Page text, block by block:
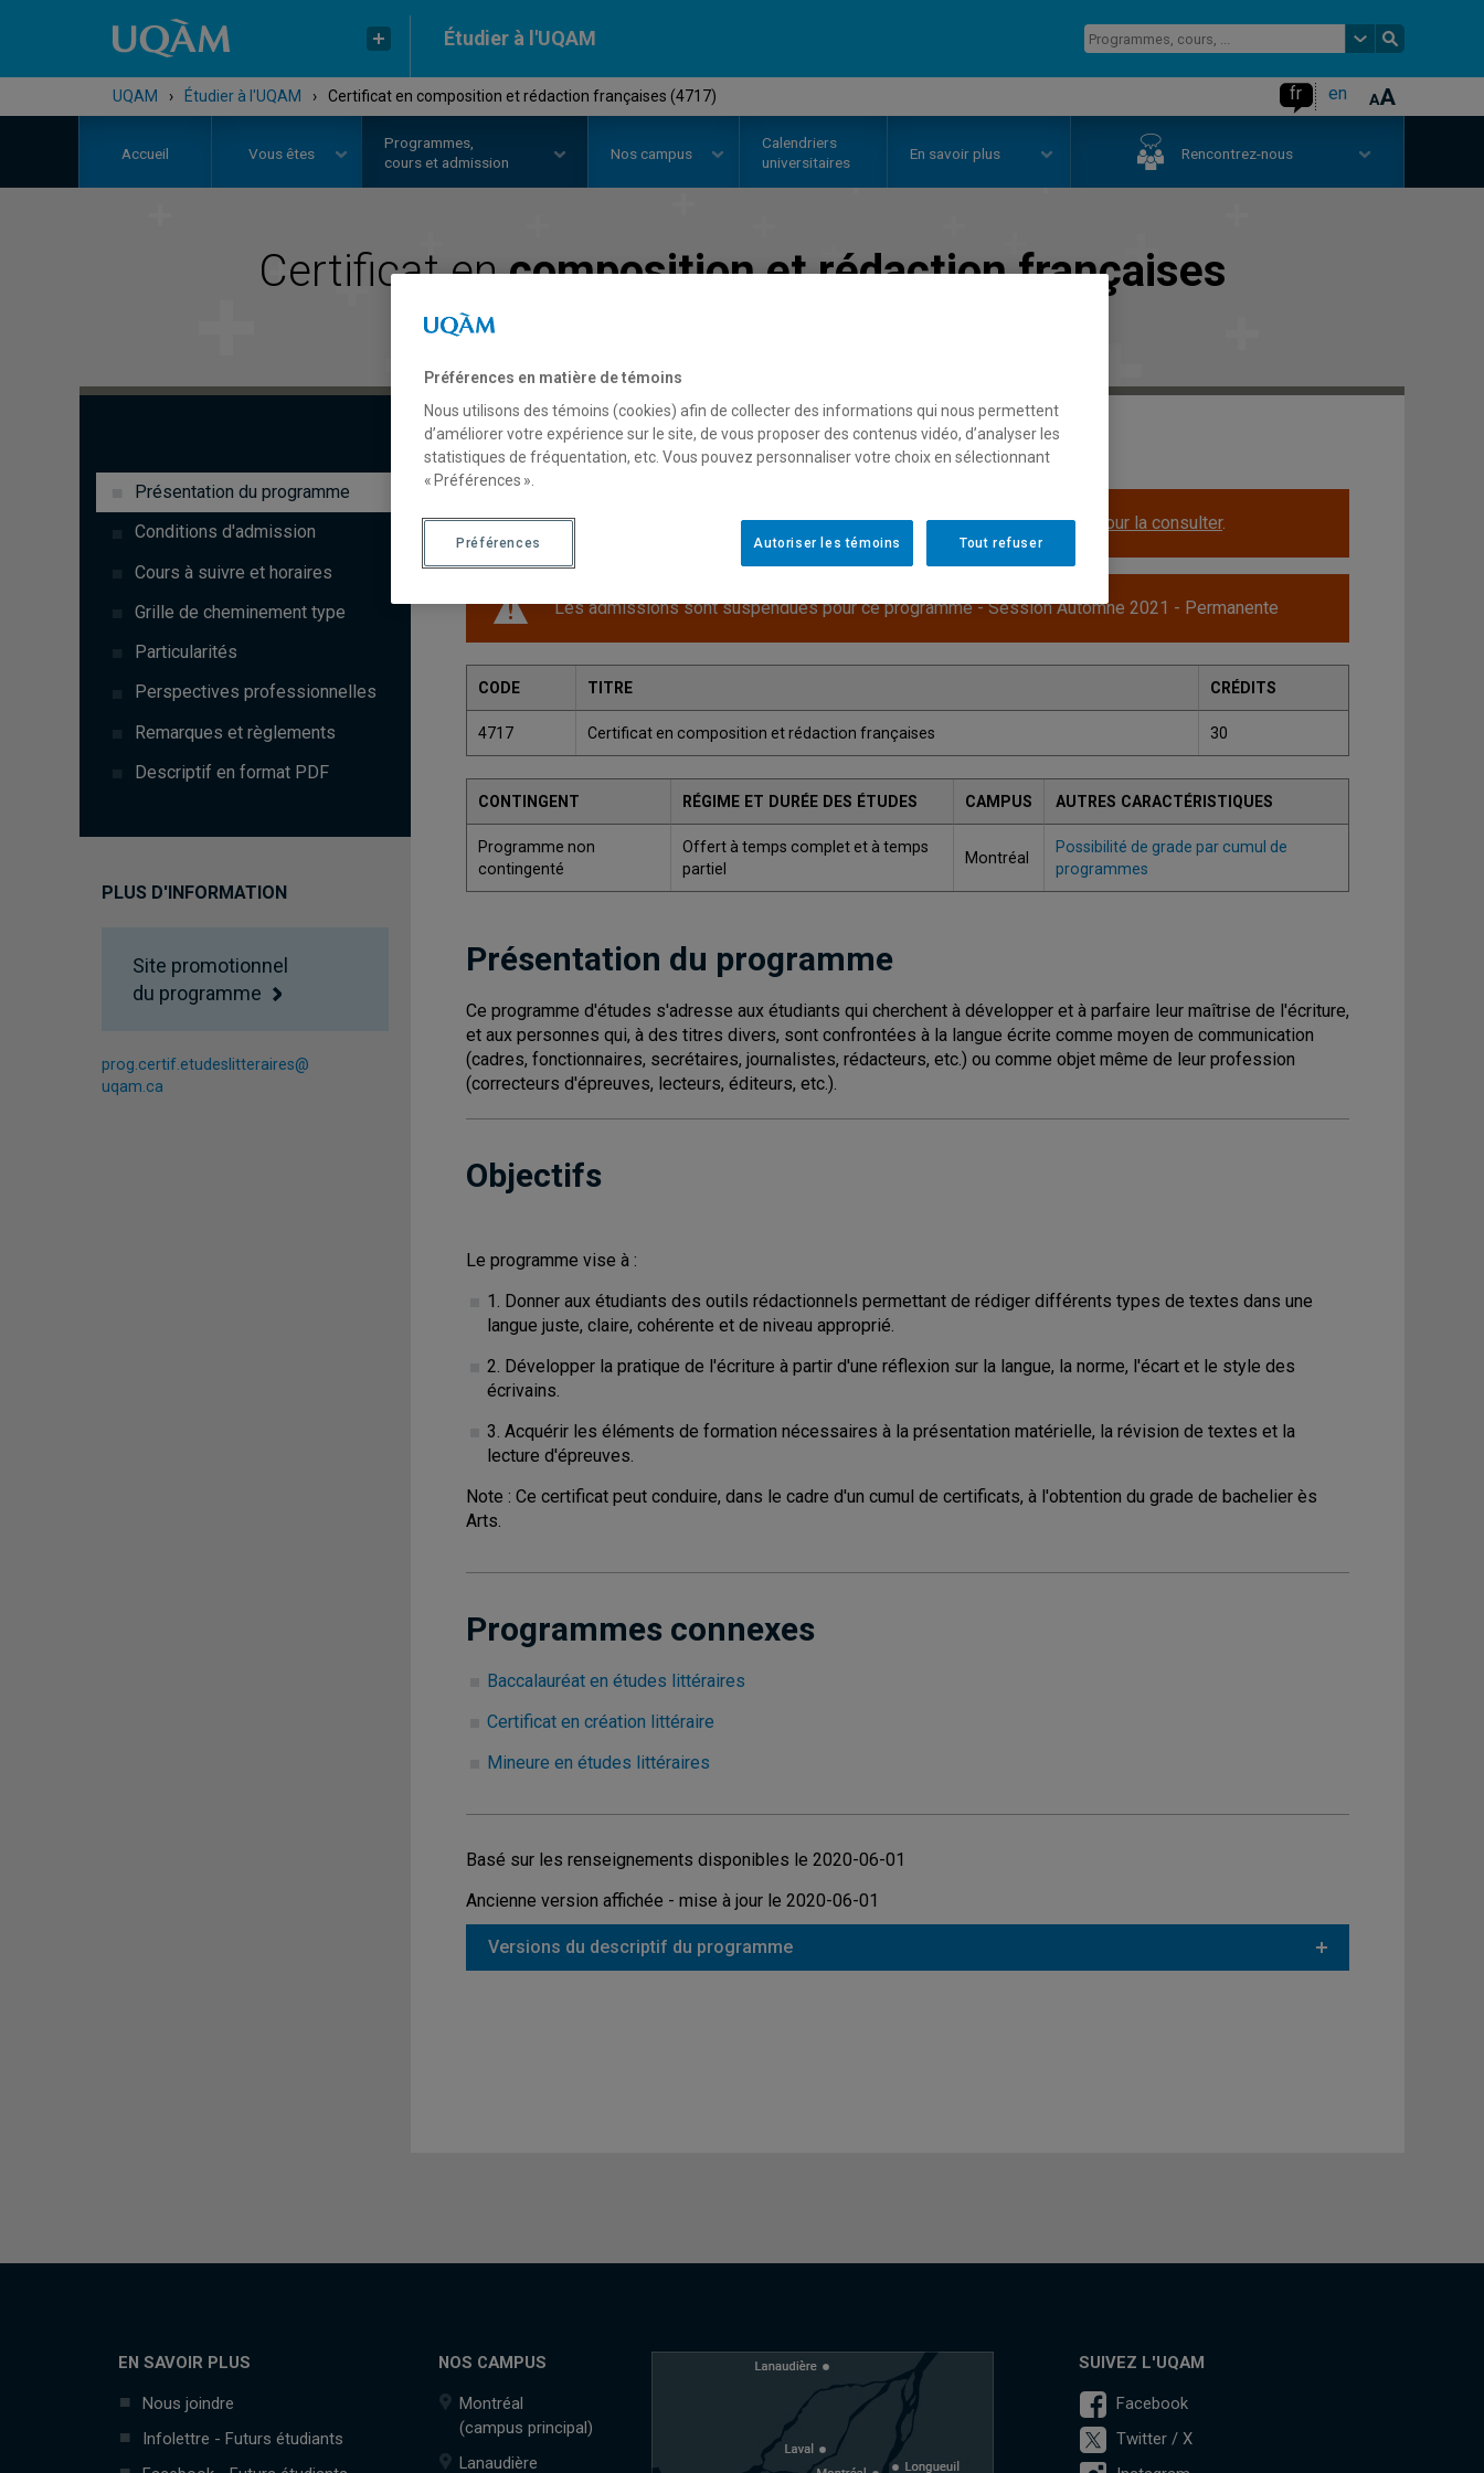
Étudier à l'UQAM
UQAM › Étudier à l'UQAM › Certificat en composition et rédaction françaises (4717) fr en
Accueil Vous êtes
Programmes,
cours et admission
Nos campus
Calendriers
universitaires
En savoir plus Rencontrez-nous
Certificat encomposition et rédaction françaises
Présentation du programme
Conditions d'admission
Cours à suivre et horaires
Grille de cheminement type
Particularités
Perspectives professionnelles
Remarques et règlements
Descriptif en format PDF
PLUS D'INFORMATION
Site promotionnel
du programme
prog.certif.etudeslitteraires@
uqam.ca
Une version plus récente de ce programme est disponible.Cliquez ici pour la consulter.
Les admissions sont suspendues pour ce programme - Session Automne 2021 - Permanente
CODE TITRE CRÉDITS
4717 Certificat en composition et rédaction françaises 30
CONTINGENT RÉGIME ET DURÉE DES ÉTUDES CAMPUS AUTRES CARACTÉRISTIQUES
Programme non
contingenté
Offert à temps complet et à temps
partiel
Montréal
Possibilité de grade par cumul de
programmes
Présentation du programme
Ce programme d'études s'adresse aux étudiants qui cherchent à développer et à parfaire leur maîtrise de l'écriture,
et aux personnes qui, à des titres divers, sont confrontées à la langue écrite comme moyen de communication
(cadres, fonctionnaires, secrétaires, journalistes, rédacteurs, etc.) ou comme objet même de leur profession
(correcteurs d'épreuves, lecteurs, éditeurs, etc.).
Objectifs
Le programme vise à :
1. Donner aux étudiants des outils rédactionnels permettant de rédiger différents types de textes dans une
langue juste, claire, cohérente et de niveau approprié.
2. Développer la pratique de l'écriture à partir d'une réflexion sur la langue, la norme, l'écart et le style des
écrivains.
3. Acquérir les éléments de formation nécessaires à la présentation matérielle, la révision de textes et la
lecture d'épreuves.
Note : Ce certificat peut conduire, dans le cadre d'un cumul de certificats, à l'obtention du grade de bachelier ès
Arts.
Programmes connexes
Baccalauréat en études littéraires
Certificat en création littéraire
Mineure en études littéraires
Basé sur les renseignements disponibles le 2020-06-01
Ancienne version affichée - mise à jour le 2020-06-01
Versions du descriptif du programme
EN SAVOIR PLUS
Nous joindre
Infolettre - Futurs étudiants
NOS CAMPUS
Montréal
(campus principal)
Lanaudière
SUIVEZ L'UQAM
Facebook
Twitter / X
Préférences en matière de témoins
Nous utilisons des témoins (cookies) afin de collecter des informations qui nous permettent
d’améliorer votre expérience sur le site, de vous proposer des contenus vidéo, d’analyser les
statistiques de fréquentation, etc. Vous pouvez personnaliser votre choix en sélectionnant
« Préférences ».
Tout refuser
Autoriser les témoins
Préférences